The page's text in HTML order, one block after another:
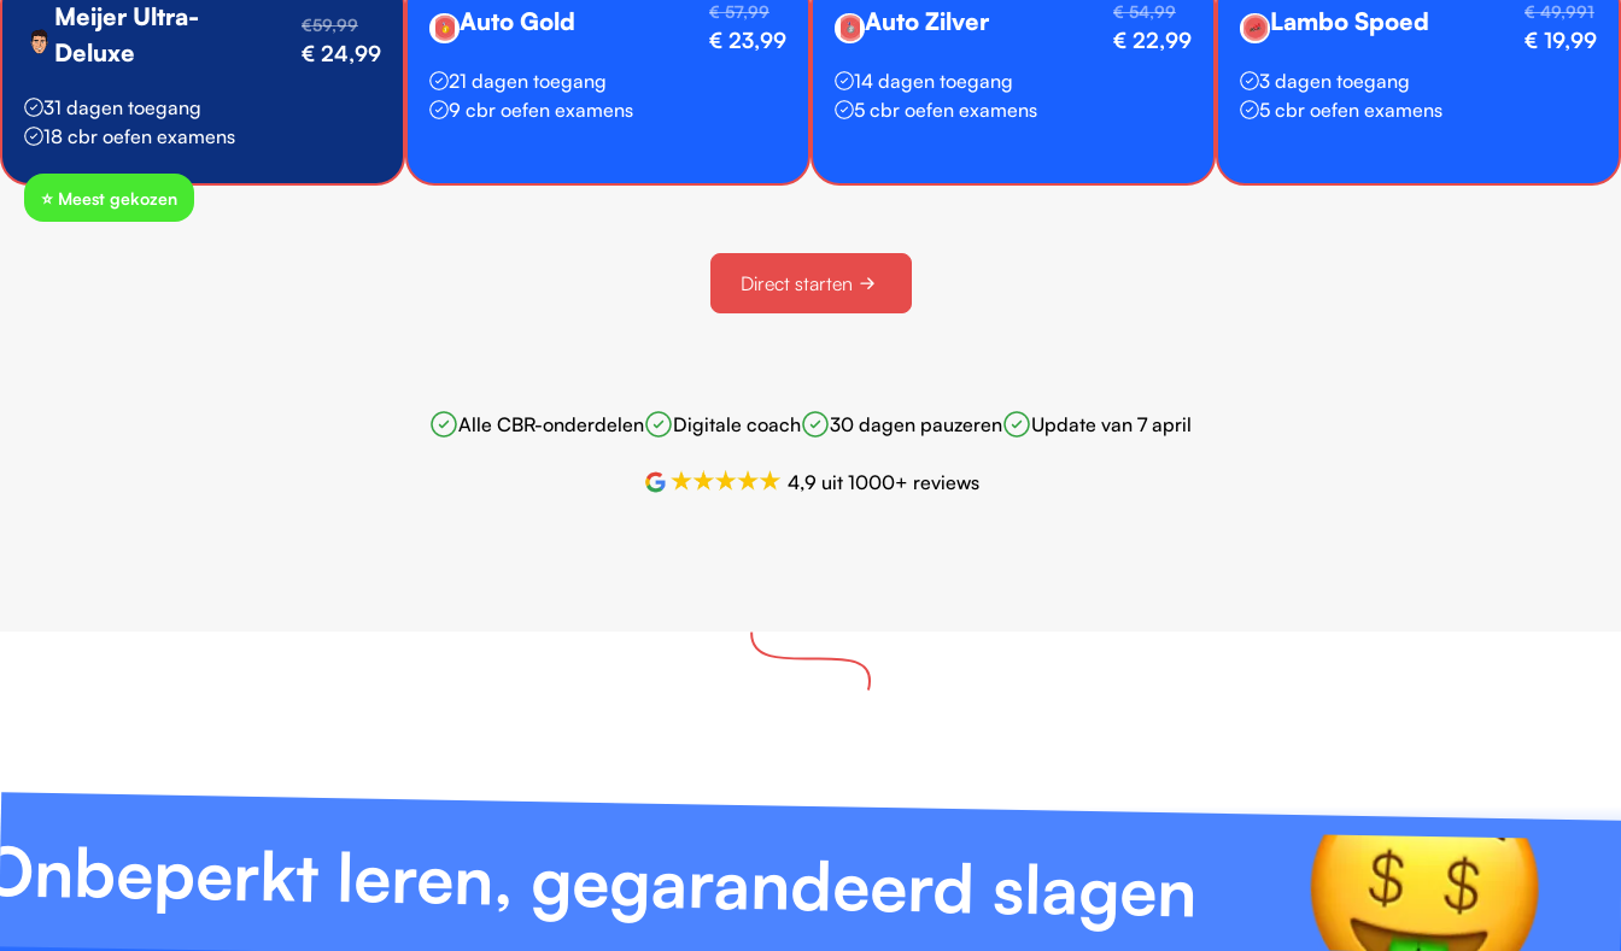
Meijer Ultra-
Deluxe
€59,99
€ 24,99
⭐️ Meest gekozen
31 dagen toegang
18 cbr oefen examens
🥇 Auto Gold € 57,99
€ 23,99
21 dagen toegang
9 cbr oefen examens
🥈 Auto Zilver € 54,99
€ 22,99
14 dagen toegang
5 cbr oefen examens
🏎️Lambo Spoed € 49,991
€ 19,99
3 dagen toegang
5 cbr oefen examens
Direct starten
Alle CBR-onderdelen Digitale coach 30 dagen pauzeren Update van 7 april
4,9 uit 1000+ reviews
leren, gegarandeerd slagen